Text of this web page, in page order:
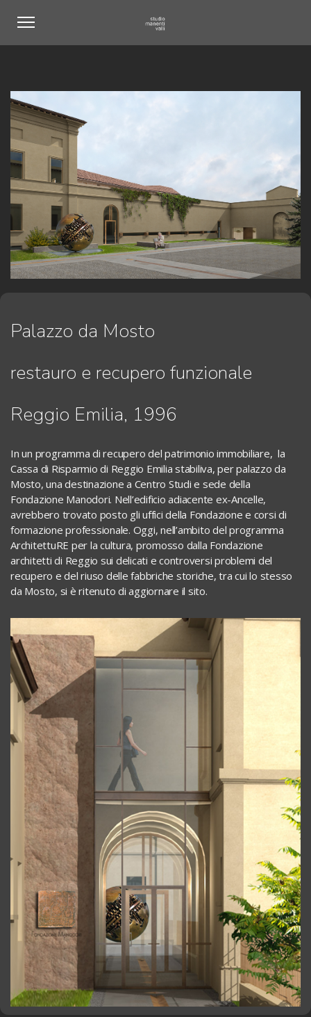
Palazzo da Mosto
restauro e recupero funzionale
Reggio Emilia, 1996
In un programma di recupero del patrimonio immobiliare, la
Cassa di Risparmio di Reggio Emilia stabiliva, per palazzo da
Mosto, una destinazione a Centro Studi e sede della
Fondazione Manodori. Nell’edificio adiacente ex-Ancelle,
avrebbero trovato posto gli uffici della Fondazione e corsi di
formazione professionale. Oggi, nell’ambito del programma
ArchitettuRE per la cultura, promosso dalla Fondazione
architetti di Reggio sui delicati e controversi problemi del
recupero e del riuso delle fabbriche storiche, tra cui lo stesso
da Mosto, si è ritenuto di aggiornare il sito.